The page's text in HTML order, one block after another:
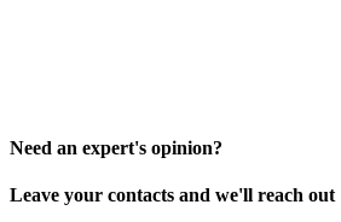
Need an expert's opinion?
Leave your contacts and we'll reach out